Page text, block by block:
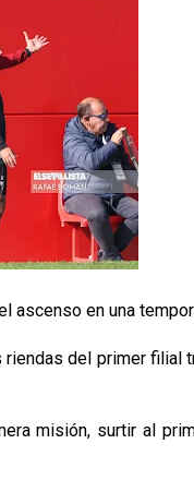
en una
del primer
misión, surtir al